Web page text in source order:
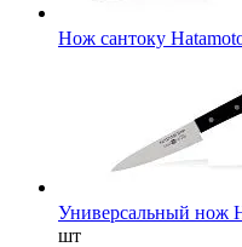
Нож сантоку
Универсальный нож
шт